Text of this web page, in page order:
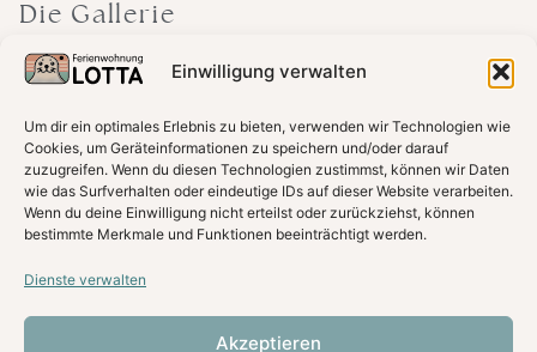
Einwilligung verwalten
Um dir ein optimales Erlebnis zu bieten, verwenden wir Technologien wie
Cookies, um Geräteinformationen zu speichern und/oder darauf
zuzugreifen. Wenn du diesen Technologien zustimmst, können wir Daten
wie das Surfverhalten oder eindeutige IDs auf dieser Website verarbeiten.
Wenn du deine Einwilligung nicht erteilst oder zurückziehst, können
bestimmte Merkmale und Funktionen beeinträchtigt werden.
Dienste verwalten
Akzeptieren
Die Gallerie
Alle Badezimmer
Essen
Schlafen Außen